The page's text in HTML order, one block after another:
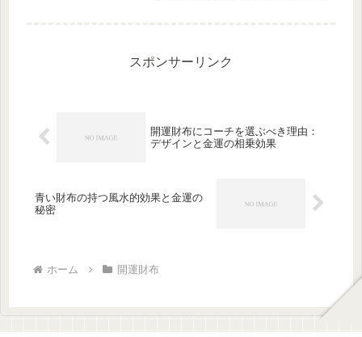
スポンサーリンク
開運財布にコーチを選ぶべき理由：
デザインと金運の相乗効果
青い財布の持つ風水的効果と金運の
秘密
ホーム 開運財布